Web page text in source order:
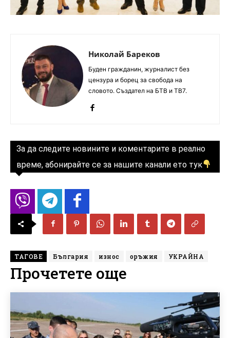
Николай Бареков
Буден гражданин, журналист без
цензура и борец за свобода на
словото. Създател на БТВ и ТВ7.
За да следите новините и коментарите в реално
време, абонирайте се за нашите канали ето тук
ТАГОВЕ България износ оръжия УКРАЙНА
Прочетете още